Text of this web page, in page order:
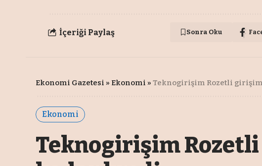
İçeriği Paylaş Sonra Oku
Ekonomi Gazetesi » Ekonomi » Teknogirişim Rozetli
Ekonomi
Teknogirişim